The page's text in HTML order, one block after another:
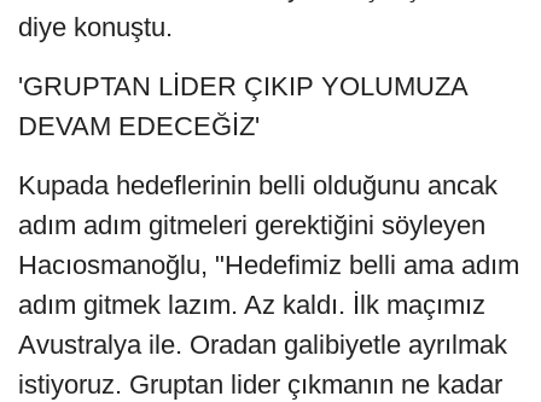
diye konuştu.
'GRUPTAN LİDER ÇIKIP YOLUMUZA
DEVAM EDECEĞİZ'
Kupada hedeflerinin belli olduğunu ancak
adım adım gitmeleri gerektiğini söyleyen
Hacıosmanoğlu, "Hedefimiz belli ama adım
adım gitmek lazım. Az kaldı. İlk maçımız
Avustralya ile. Oradan galibiyetle ayrılmak
istiyoruz. Gruptan lider çıkmanın ne kadar